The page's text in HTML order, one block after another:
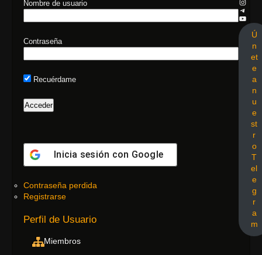
Nombre de usuario
Contraseña
Recuérdame
Inicia sesión con Google
Contraseña perdida
Registrarse
Perfil de Usuario
Miembros
Ú
n
et
e
a
n
u
e
st
r
o
T
el
e
g
r
a
m